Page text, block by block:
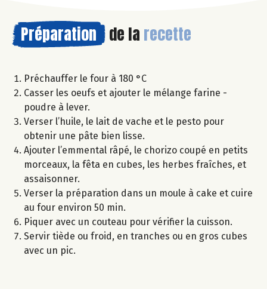
Préparation de la recette
Préchauffer le four à 180 °C
Casser les oeufs et ajouter le mélange farine -
poudre à lever.
Verser l’huile, le lait de vache et le pesto pour
obtenir une pâte bien lisse.
Ajouter l’emmental râpé, le chorizo coupé en petits
morceaux, la fêta en cubes, les herbes fraîches, et
assaisonner.
Verser la préparation dans un moule à cake et cuire
au four environ 50 min.
Piquer avec un couteau pour vérifier la cuisson.
Servir tiède ou froid, en tranches ou en gros cubes
avec un pic.